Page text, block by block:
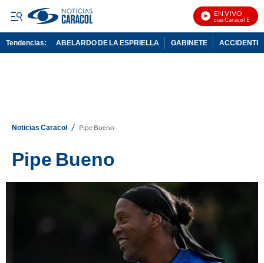
EN VIVO
Noticias Caracol En Vivo
Tendencias: ABELARDO DE LA ESPRIELLA GABINETE ACCIDENTE
Noticias Caracol / Pipe Bueno
Pipe Bueno